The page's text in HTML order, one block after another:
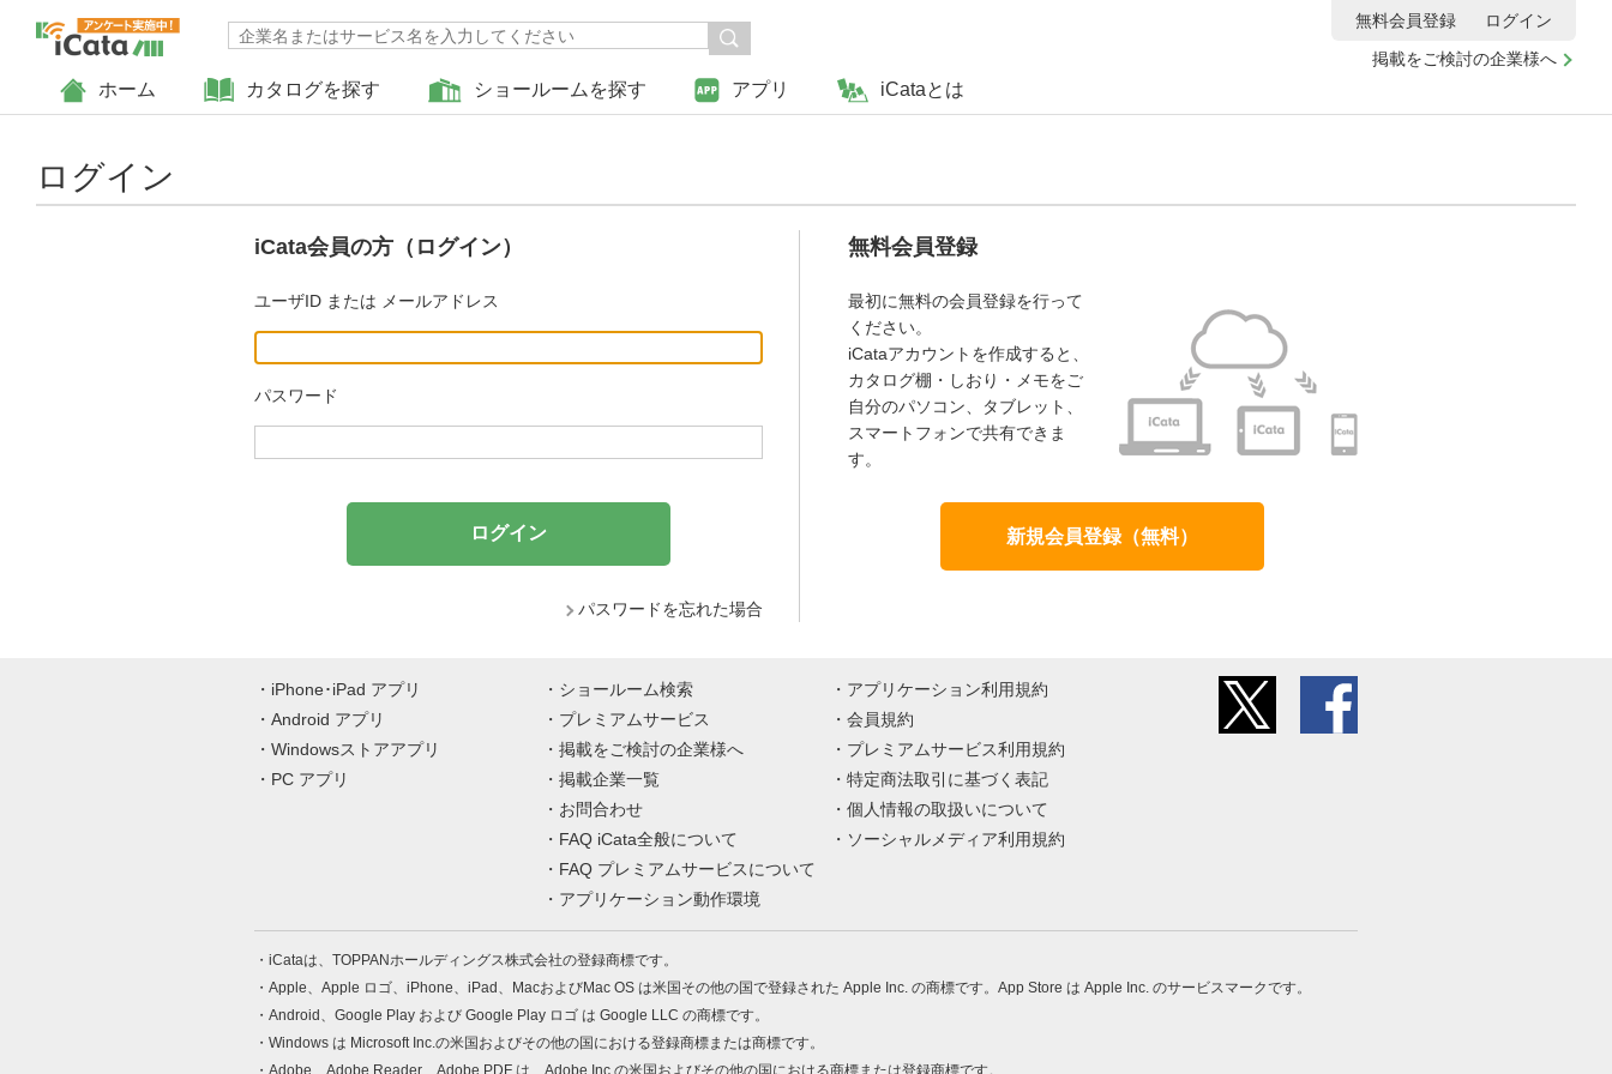
ホーム カタログを探す ショールームを探す アプリ iCataとは
掲載をご検討の企業様へ
無料会員登録 ログイン
ログイン
iCata会員の方（ログイン）
ユーザID または メールアドレス
パスワード
パスワードを忘れた場合
無料会員登録
最初に無料の会員登録を行って
ください。
iCataアカウントを作成すると、
カタログ棚・しおり・メモをご
自分のパソコン、タブレット、
スマートフォンで共有できま
す。
新規会員登録（無料）
iPhone･iPad アプリ
Android アプリ
Windowsストアアプリ
PC アプリ
ショールーム検索
プレミアムサービス
掲載をご検討の企業様へ
掲載企業一覧
お問合わせ
FAQ iCata全般について
FAQ プレミアムサービスについて
アプリケーション動作環境
アプリケーション利用規約
会員規約
プレミアムサービス利用規約
特定商法取引に基づく表記
個人情報の取扱いについて
ソーシャルメディア利用規約
iCataは、TOPPANホールディングス株式会社の登録商標です。
Apple、Apple ロゴ、iPhone、iPad、MacおよびMac OS は米国その他の国で登録された Apple Inc. の商標です。App Store は Apple Inc. のサービスマークです。
Android、Google Play および Google Play ロゴ は Google LLC の商標です。
Windows は Microsoft Inc.の米国およびその他の国における登録商標または商標です。
Adobe、Adobe Reader、Adobe PDF は、Adobe Inc.の米国およびその他の国における商標または登録商標です。